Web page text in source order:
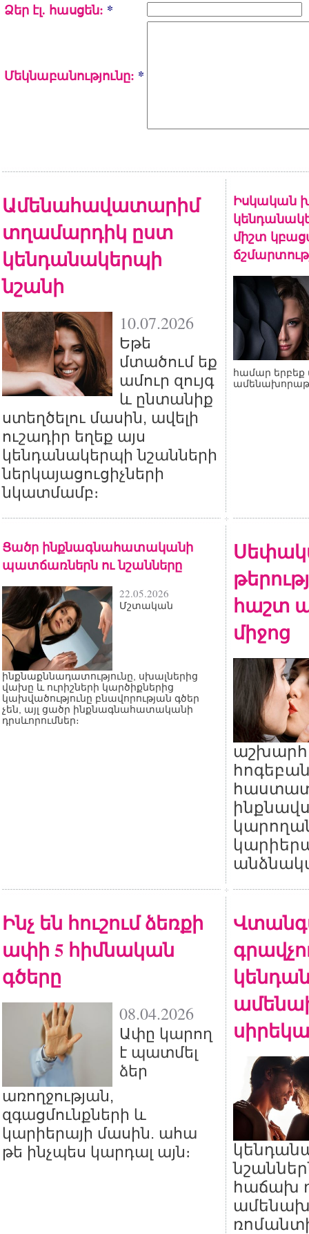
Ձեր էլ. հասցեն: *
Մեկնաբանությունը: *
Ամենահավատարիմ
տղամարդիկ ըստ
կենդանակերպի
նշանի
10.07.2026
Եթե
մտածում եք
ամուր զույգ
և ընտանիք
ստեղծելու մասին, ավելի
ուշադիր եղեք այս
կենդանակերպի նշանների
ներկայացուցիչների
նկատմամբ։
Իսկական
միշտ
համար երբեք
Ցածր ինքնագնահատականի
պատճառներն ու նշանները
22.05.2026
Մշտական
ինքնաքննադատությունը, սխալներից
վախը և ուրիշների կարծիքներից
կախվածությունը բնավորության գծեր
չեն, այլ ցածր ինքնագնահատականի
դրսևորումներ։
հաշտ
միջոց
Ինչ են հուշում ձեռքի
ափի 5 հիմնական
գծերը
08.04.2026
Ափը կարող
է պատմել
ձեր
առողջության,
զգացմունքների և
կարիերայի մասին. ահա
թե ինչպես կարդալ այն։
հաճախ